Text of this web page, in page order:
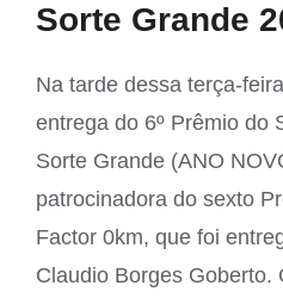
Sorte Grande
Na tarde dessa terça-
entrega do 6º Prêmio do
Sorte Grande (ANO
patrocinadora do sexto
Factor 0km, que foi
Claudio Borges Goberto.